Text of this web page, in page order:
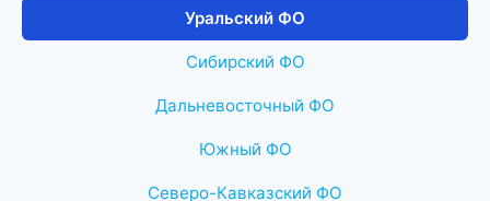
Уральский ФО
Сибирский ФО
Дальневосточный ФО
Южный ФО
Северо-Кавказский ФО